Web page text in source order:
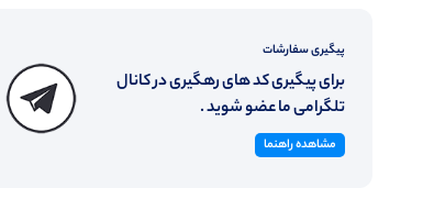
پیگیری سفارشات
برای پیگیری کد های رهگیری در کانال
تلگرامی ما عضو شوید .
مشاهده راهنما